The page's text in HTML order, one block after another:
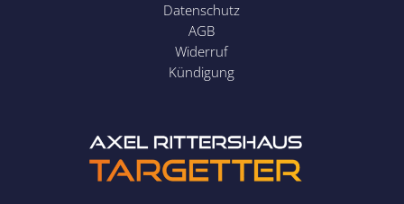
Datenschutz
AGB
Widerruf
Kündigung